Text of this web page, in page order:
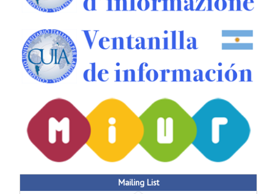
Mailing List